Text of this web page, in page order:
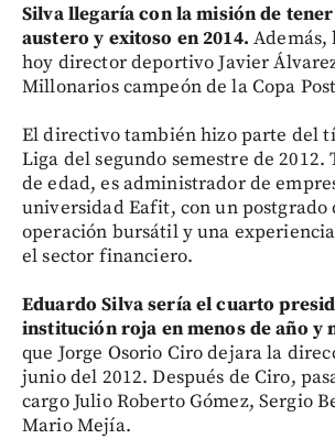
Silva llegaría con la misión de
austero y exitoso en 2014. Además,
hoy director deportivo Javier
Millonarios campeón de la Copa
El directivo también hizo parte del
Liga del segundo semestre de 2012.
de edad, es administrador de
universidad Eafit, con un postgrado
operación bursátil y una
el sector financiero.
Eduardo Silva sería el cuarto
institución roja en menos de año y
que Jorge Osorio Ciro dejara la
junio del 2012. Después de Ciro,
cargo Julio Roberto Gómez, Sergio
Mario Mejía.